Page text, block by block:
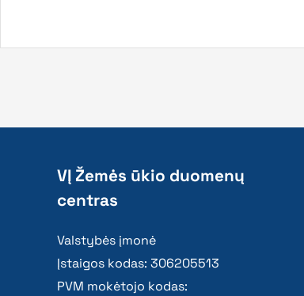
VĮ Žemės ūkio duomenų
centras
Valstybės įmonė
Įstaigos kodas: 306205513
PVM mokėtojo kodas: